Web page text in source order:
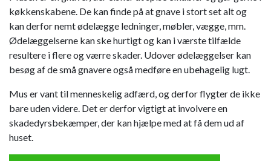
køkkenskabene. De kan finde på at gnave i stort set alt og
kan derfor nemt ødelægge ledninger, møbler, vægge, mm.
Ødelæggelserne kan ske hurtigt og kan i værste tilfælde
resultere i flere og værre skader. Udover ødelæggelser kan
besøg af de små gnavere også medføre en ubehagelig lugt.
Mus er vant til menneskelig adfærd, og derfor flygter de ikke
bare uden videre. Det er derfor vigtigt at involvere en
skadedyrsbekæmper, der kan hjælpe med at få dem ud af
huset.